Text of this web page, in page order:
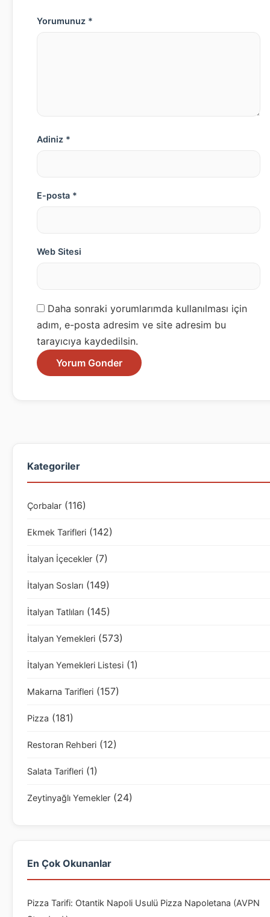
Yorumunuz *
Adiniz *
E-posta *
Web Sitesi
Daha sonraki yorumlarımda kullanılması için
adım, e-posta adresim ve site adresim bu
tarayıcıya kaydedilsin.
Kategoriler
Çorbalar (116)
Ekmek Tarifleri (142)
İtalyan İçecekler (7)
İtalyan Sosları (149)
İtalyan Tatlıları (145)
İtalyan Yemekleri (573)
İtalyan Yemekleri Listesi (1)
Makarna Tarifleri (157)
Pizza (181)
Restoran Rehberi (12)
Salata Tarifleri (1)
Zeytinyağlı Yemekler (24)
En Çok Okunanlar
Pizza Tarifi: Otantik Napoli Usulü Pizza Napoletana (AVPN